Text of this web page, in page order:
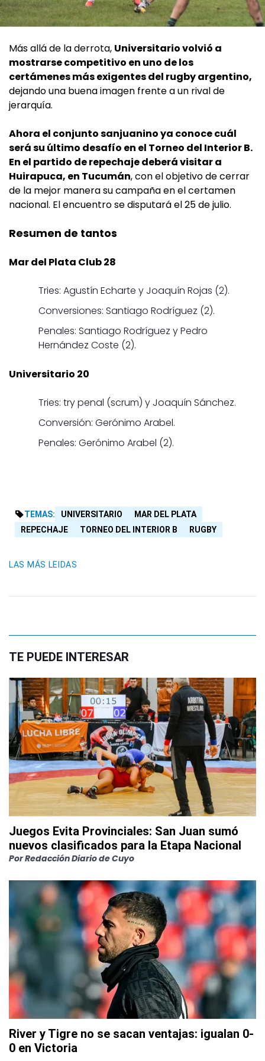
Más allá de la derrota, Universitariovolvió a
mostrarse competitivo en uno de los
certámenes más exigentes del rugby argentino,
dejando una buena imagen frente a un rival de
jerarquía.
Ahora el conjunto sanjuanino ya conoce cuál
será su último desafío en el Torneo del Interior B.
En el partido de repechaje deberá visitar a
Huirapuca, en Tucumán, con el objetivo de cerrar
de la mejor manera su campaña en el certamen
nacional. El encuentro se disputará el 25 de julio.
Resumen de tantos
Mar del Plata Club 28
Tries: Agustín Echarte y Joaquín Rojas (2).
Conversiones: Santiago Rodríguez (2).
Penales: Santiago Rodríguez y Pedro
Hernández Coste (2).
Universitario 20
Tries: try penal (scrum) y Joaquín Sánchez.
Conversión: Gerónimo Arabel.
Penales: Gerónimo Arabel (2).
TEMAS: UNIVERSITARIO
MAR DEL PLATA
REPECHAJE
TORNEO DEL INTERIOR B RUGBY
LAS MÁS LEIDAS
TE PUEDE INTERESAR
Juegos Evita Provinciales: San Juan sumó
nuevos clasificados para la Etapa Nacional
PorRedacción Diario de Cuyo
River y Tigre no se sacan ventajas: igualan 0-
0 en Victoria